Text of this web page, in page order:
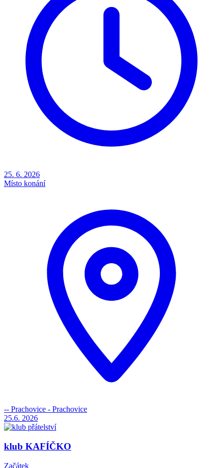
25. 6. 2026
Místo konání
-- Prachovice - Prachovice
25.6. 2026
klub KAFÍČKO
Začátek